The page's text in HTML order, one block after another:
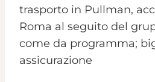
trasporto in Pullman,
Roma al seguito del
come da programma;
assicurazione